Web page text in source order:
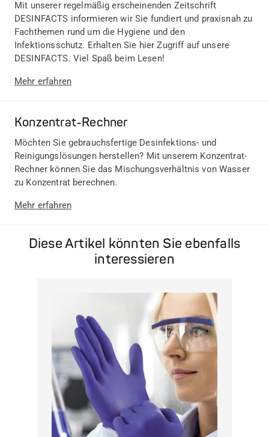
Mit unserer regelmäßig erscheinenden Zeitschrift
DESINFACTS informieren wir Sie fundiert und praxisnah zu
Fachthemen rund um die Hygiene und den
Infektionsschutz. Erhalten Sie hier Zugriff auf unsere
DESINFACTS. Viel Spaß beim Lesen!
Mehr erfahren
Konzentrat-Rechner
Möchten Sie gebrauchsfertige Desinfektions- und
Reinigungslösungen herstellen? Mit unserem Konzentrat-
Rechner können Sie das Mischungsverhältnis von Wasser
zu Konzentrat berechnen.
Mehr erfahren
Diese Artikel könnten Sie ebenfalls
interessieren